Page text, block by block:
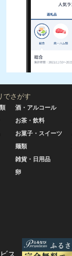
でさがす
酒・アルコール
お茶・飲料
お菓子・スイーツ
麺類
雑貨・日用品
卵